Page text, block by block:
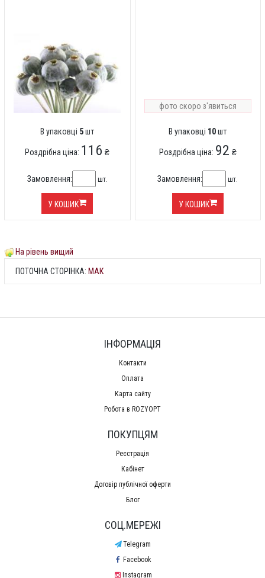
В упаковці 5шт
Роздрібна ціна: 116 ₴
Замовлення: шт.
У КОШИК
фото скоро з'явиться
В упаковці 10шт
Роздрібна ціна: 92 ₴
Замовлення: шт.
У КОШИК
На рівень вищий
ПОТОЧНА СТОРІНКА: МАК
ІНФОРМАЦІЯ
Контакти
Оплата
Карта сайту
Робота в ROZYOPT
ПОКУПЦЯМ
Реєстрація
Кабінет
Договір публічної оферти
Блог
СОЦ.МЕРЕЖІ
Telegram
Facebook
Instagram